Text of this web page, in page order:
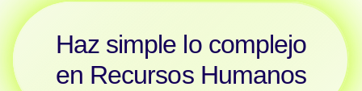
Haz simple lo complejo
en Recursos Humanos